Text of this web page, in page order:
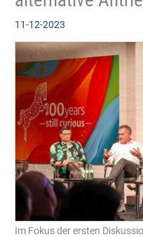
11-12-2023
Im Fokus der ersten